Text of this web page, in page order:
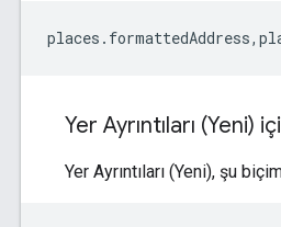
Yer Ayrıntıları (Yeni)
Yer Ayrıntıları (Yeni), şu